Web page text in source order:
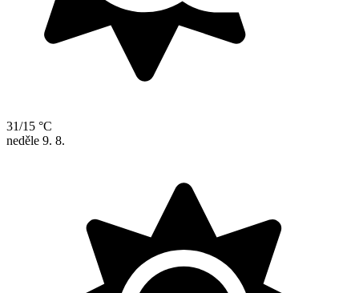
31/15 °C
neděle 9. 8.